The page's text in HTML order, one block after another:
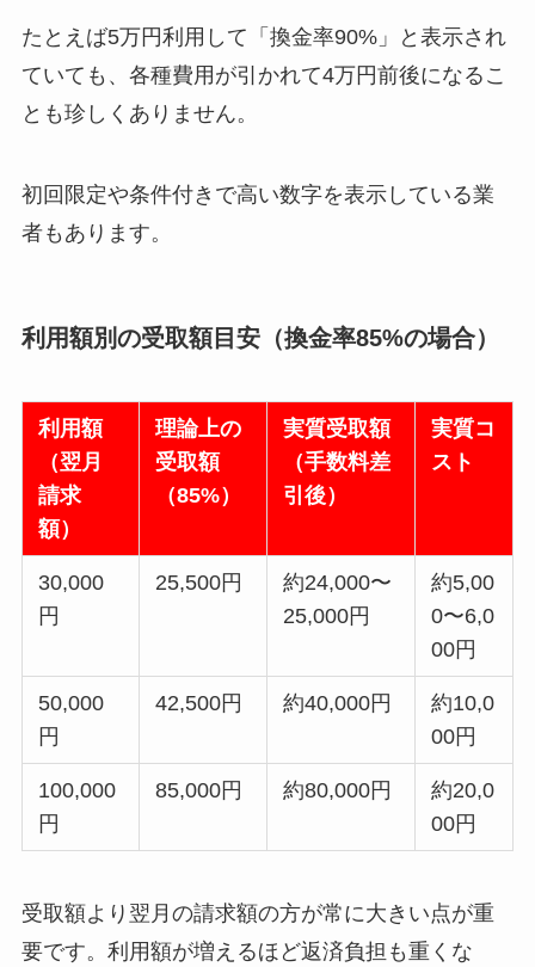
たとえば5万円利用して「換金率90%」と表示され
ていても、各種費用が引かれて4万円前後になるこ
とも珍しくありません。
初回限定や条件付きで高い数字を表示している業
者もあります。
利用額別の受取額目安（換金率85%の場合）
利用額
（翌月
請求
額）
理論上の
受取額
（85%）
実質受取額
（手数料差
引後）
実質コ
スト
30,000
円
25,500円
約24,000〜
25,000円
約5,00
0〜6,0
00円
50,000
円
42,500円 約40,000円
約10,0
00円
100,000
円
85,000円 約80,000円
約20,0
00円
受取額より翌月の請求額の方が常に大きい点が重
要です。利用額が増えるほど返済負担も重くな